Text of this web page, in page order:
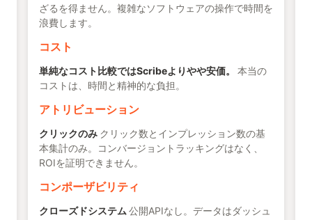
ざるを得ません。複雑なソフトウェアの操作で時間を
浪費します。
コスト
単純なコスト比較ではScribeよりやや安価。
本当の
コストは、時間と精神的な負担。
アトリビューション
クリックのみ クリック数とインプレッション数の基
本集計のみ。コンバージョントラッキングはなく、
ROIを証明できません。
コンポーザビリティ
クローズドシステム 公開APIなし。データはダッシュ